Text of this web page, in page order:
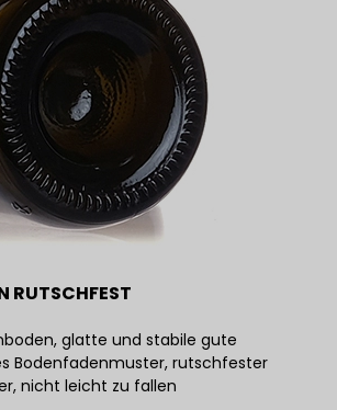
RUTSCHFEST
glatte und stabile gute
Bodenfadenmuster, rutschfester
nicht leicht zu fallen